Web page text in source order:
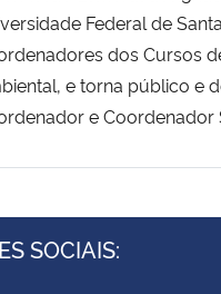
Federal de
dos Cursos
e torna público e
e Coordenador
SOCIAIS: